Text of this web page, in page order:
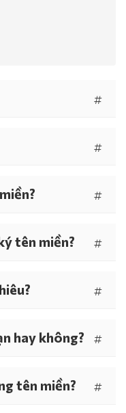
#
#
#
tên miền? #
#
hay không? #
tên miền? #